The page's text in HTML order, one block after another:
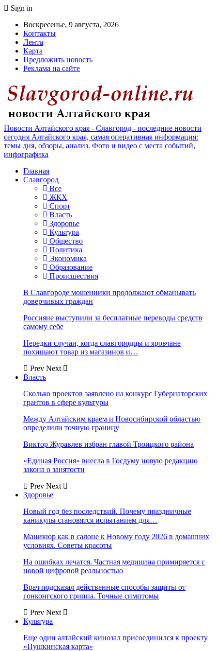
Sign in
Воскресенье, 9 августа, 2026
Контакты
Лента
Карта
Предложить новость
Реклама на сайте
Новости Алтайского края - Славгород - последние новости
сегодня Алтайского края, самая оперативная информация:
темы дня, обзоры, анализ. Фото и видео с места событий,
инфографика
Главная
Славгород
Все
ЖКХ
Спорт
Власть
Здоровье
Культура
Общество
Политика
Экономика
Образование
Происшествия
В Славгороде мошенники продолжают обманывать
доверчивых граждан
Россияне выступили за бесплатные переводы средств
самому себе
Нередки случаи, когда славгородцы и яровчане
похищают товар из магазинов и…
Prev Next
Власть
Сколько проектов заявлено на конкурс Губернаторских
грантов в сфере культуры
Между Алтайским краем и Новосибирской областью
определили точную границу
Виктор Журавлев избран главой Троицкого района
«Единая Россия» внесла в Госдуму новую редакцию
закона о занятости
Prev Next
Здоровье
Новый год без последствий. Почему праздничные
каникулы становятся испытанием для…
Маникюр как в салоне к Новому году 2026 в домашних
условиях. Советы красоты
На ошибках лечатся. Частная медицина примиряется с
новой цифровой реальностью
Врач подсказал действенные способы защиты от
гонконгского гриппа. Точные симптомы
Prev Next
Культура
Еще один алтайский кинозал присоединился к проекту
«Пушкинская карта»